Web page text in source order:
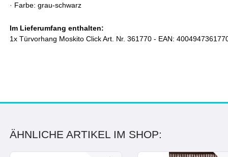
· Farbe: grau-schwarz
Im Lieferumfang enthalten:
1x Türvorhang Moskito Click Art. Nr. 361770 - EAN:
ÄHNLICHE ARTIKEL IM SHOP: